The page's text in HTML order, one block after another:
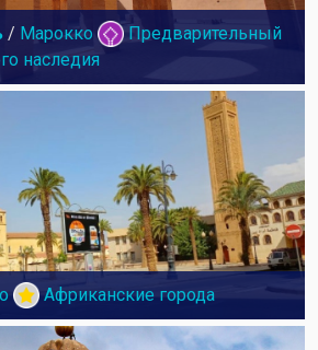
/ Марокко
Предварительный
наследия
Африканские города